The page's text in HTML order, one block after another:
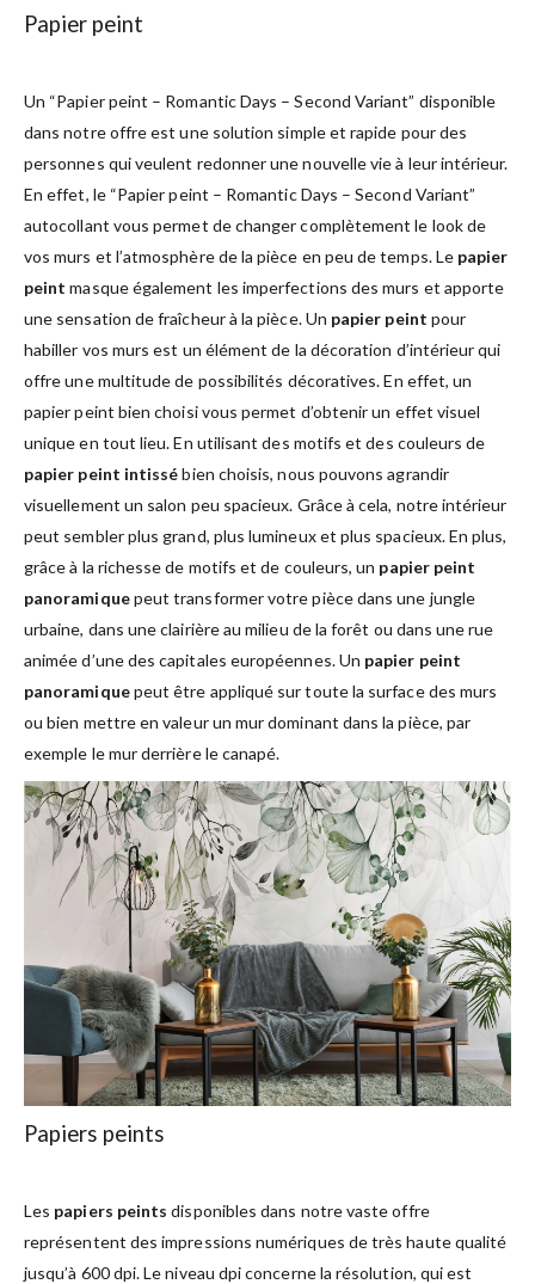
Papier peint
Un “Papier peint – Romantic Days – Second Variant” disponible
dans notre offre est une solution simple et rapide pour des
personnes qui veulent redonner une nouvelle vie à leur intérieur.
En effet, le “Papier peint – Romantic Days – Second Variant”
autocollant vous permet de changer complètement le look de
vos murs et l’atmosphère de la pièce en peu de temps. Le papier
peint masque également les imperfections des murs et apporte
une sensation de fraîcheur à la pièce. Un papier peint pour
habiller vos murs est un élément de la décoration d’intérieur qui
offre une multitude de possibilités décoratives. En effet, un
papier peint bien choisi vous permet d’obtenir un effet visuel
unique en tout lieu. En utilisant des motifs et des couleurs de
papier peint intissébien choisis, nous pouvons agrandir
visuellement un salon peu spacieux. Grâce à cela, notre intérieur
peut sembler plus grand, plus lumineux et plus spacieux. En plus,
grâce à la richesse de motifs et de couleurs, un papier peint
panoramiquepeut transformer votre pièce dans une jungle
urbaine, dans une clairière au milieu de la forêt ou dans une rue
animée d’une des capitales européennes. Un papier peint
panoramiquepeut être appliqué sur toute la surface des murs
ou bien mettre en valeur un mur dominant dans la pièce, par
exemple le mur derrière le canapé.
Papiers peints
Les papiers peints disponibles dans notre vaste offre
représentent des impressions numériques de très haute qualité
jusqu’à 600 dpi. Le niveau dpi concerne la résolution, qui est